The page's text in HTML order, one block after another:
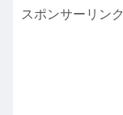
スポンサーリンク